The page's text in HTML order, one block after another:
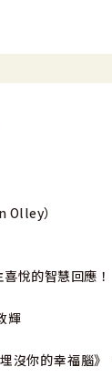
）
悅的智慧回應！
輝
你的幸福腦